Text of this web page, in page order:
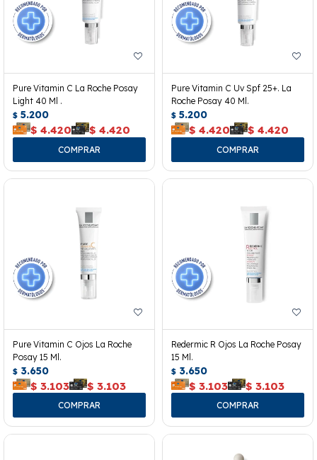
Pure Vitamin C La Roche Posay
Light 40 Ml .
$ 5.200
$ 4.420 $ 4.420
Pure Vitamin C Uv Spf 25+. La
Roche Posay 40 Ml.
$ 5.200
$ 4.420 $ 4.420
Pure Vitamin C Ojos La Roche
Posay 15 Ml.
$ 3.650
$ 3.103 $ 3.103
Redermic R Ojos La Roche Posay
15 Ml.
$ 3.650
$ 3.103 $ 3.103